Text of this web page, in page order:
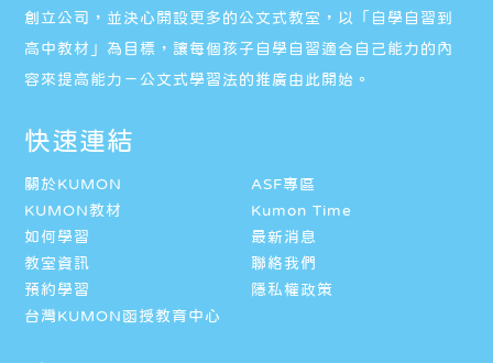
創立公司，並決心開設更多的公文式教室，以「自學自習到
高中教材」為目標，讓每個孩子自學自習適合自己能力的內
容來提高能力－公文式學習法的推廣由此開始。
快速連結
關於KUMON
ASF專區
KUMON教材
Kumon Time
如何學習
最新消息
教室資訊
聯絡我們
預約學習
隱私權政策
台灣KUMON函授教育中心